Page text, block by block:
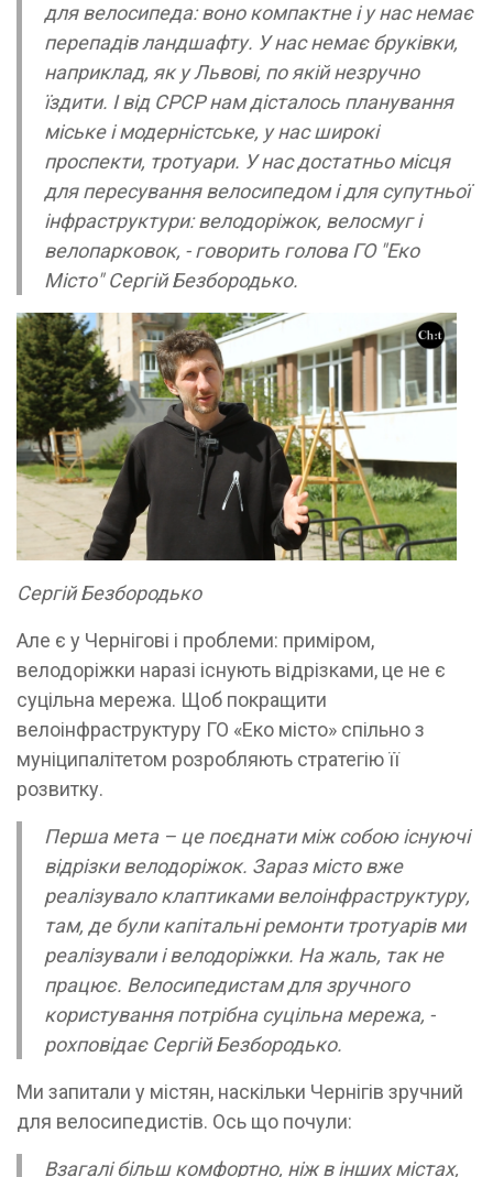
для велосипеда: воно компактне і у нас немає
перепадів ландшафту. У нас немає бруківки,
наприклад, як у Львові, по якій незручно
їздити. І від СРСР нам дісталось планування
міське і модерністське, у нас широкі
проспекти, тротуари. У нас достатньо місця
для пересування велосипедом і для супутньої
інфраструктури: велодоріжок, велосмуг і
велопарковок, - говорить голова ГО "Еко
Місто" Сергій Безбородько.
Сергій Безбородько
Але є у Чернігові і проблеми: приміром,
велодоріжки наразі існують відрізками, це не є
суцільна мережа. Щоб покращити
велоінфраструктуру ГО «Еко місто» спільно з
муніципалітетом розробляють стратегію її
розвитку.
Перша мета – це поєднати між собою існуючі
відрізки велодоріжок. Зараз місто вже
реалізувало клаптиками велоінфраструктуру,
там, де були капітальні ремонти тротуарів ми
реалізували і велодоріжки. На жаль, так не
працює. Велосипедистам для зручного
користування потрібна суцільна мережа, -
рохповідає Сергій Безбородько.
Ми запитали у містян, наскільки Чернігів зручний
для велосипедистів. Ось що почули:
Взагалі більш комфортно, ніж в інших містах,